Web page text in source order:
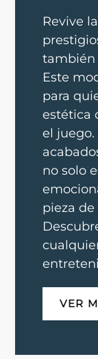
Revive
también
Este
para
estética
el
no solo
pieza
VER